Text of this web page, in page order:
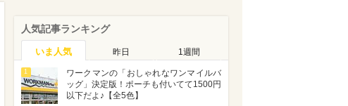
人気記事ランキング
いま人気 昨日 1週間
1
ワークマンの「おしゃれなワンマイルバ
ッグ」決定版！ポーチも付いてて1500円
以下だよ♪【全5色】